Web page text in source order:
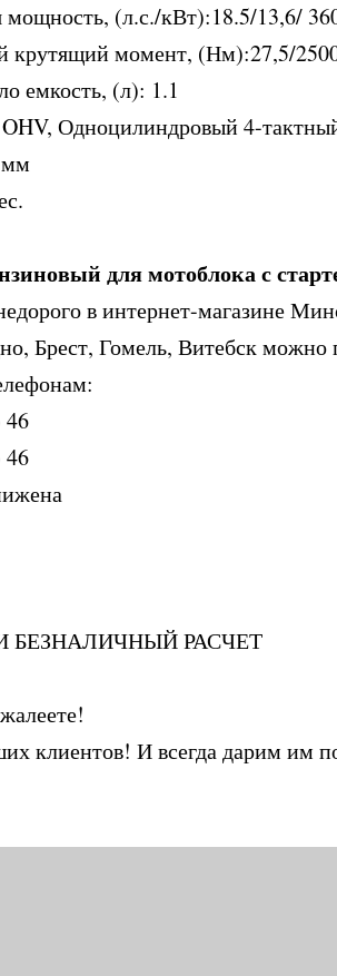
(л.с./кВт):18.5/13,6/
крутящий момент, (Нм):27,5/
емкость, (л): 1.1
OHV, Одноцилиндровый 4-
мм
для мотоблока с
в интернет-магазине
Брест, Гомель, Витебск можно
46
46
РАСЧЕТ
клиентов! И всегда дарим им